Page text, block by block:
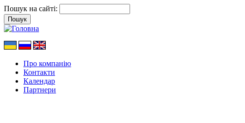
Пошук на сайті:
Про компанію
Контакти
Календар
Партнери